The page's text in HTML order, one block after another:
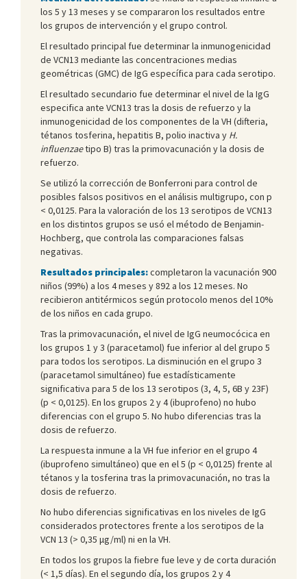
los 5 y 13 meses y se compararon los resultados entre
los grupos de intervención y el grupo control.
El resultado principal fue determinar la inmunogenicidad
de VCN13 mediante las concentraciones medias
geométricas (GMC) de IgG específica para cada serotipo.
El resultado secundario fue determinar el nivel de la IgG
especifica ante VCN13 tras la dosis de refuerzo y la
inmunogenicidad de los componentes de la VH (difteria,
tétanos tosferina, hepatitis B, polio inactiva y H.
influenzaetipo B) tras la primovacunación y la dosis de
refuerzo.
Se utilizó la corrección de Bonferroni para control de
posibles falsos positivos en el análisis multigrupo, con p
< 0,0125. Para la valoración de los 13 serotipos de VCN13
en los distintos grupos se usó el método de Benjamin-
Hochberg, que controla las comparaciones falsas
negativas.
Resultados principales:completaron la vacunación 900
niños (99%) a los 4 meses y 892 a los 12 meses. No
recibieron antitérmicos según protocolo menos del 10%
de los niños en cada grupo.
Tras la primovacunación, el nivel de IgG neumocócica en
los grupos 1 y 3 (paracetamol) fue inferior al del grupo 5
para todos los serotipos. La disminución en el grupo 3
(paracetamol simultáneo) fue estadísticamente
significativa para 5 de los 13 serotipos (3, 4, 5, 6B y 23F)
(p < 0,0125). En los grupos 2 y 4 (ibuprofeno) no hubo
diferencias con el grupo 5. No hubo diferencias tras la
dosis de refuerzo.
La respuesta inmune a la VH fue inferior en el grupo 4
(ibuprofeno simultáneo) que en el 5 (p < 0,0125) frente al
tétanos y la tosferina tras la primovacunación, no tras la
dosis de refuerzo.
No hubo diferencias significativas en los niveles de IgG
considerados protectores frente a los serotipos de la
VCN 13 (> 0,35 μg/ml) ni en la VH.
En todos los grupos la fiebre fue leve y de corta duración
(< 1,5 días). En el segundo día, los grupos 2 y 4